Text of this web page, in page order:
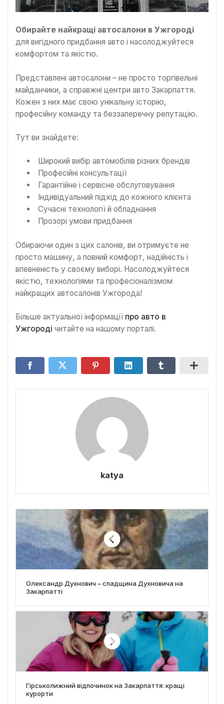
Обирайте найкращі автосалони в Ужгороді
для вигідного придбання авто і насолоджуйтеся
комфортом та якістю.
Представлені автосалони – не просто торгівельні
майданчики, а справжні центри авто Закарпаття.
Кожен з них має свою унікальну історію,
професійну команду та беззаперечну репутацію.
Тут ви знайдете:
Широкий вибір автомобілів різних брендів
Професійні консультації
Гарантійне і сервісне обслуговування
Індивідуальний підхід до кожного клієнта
Сучасні технології й обладнання
Прозорі умови придбання
Обираючи один з цих салонів, ви отримуєте не
просто машину, а повний комфорт, надійність і
впевненість у своєму виборі. Насолоджуйтеся
якістю, технологіями та професіоналізмом
найкращих автосалонів Ужгорода!
Більше актуальної інформації про авто в
Ужгороді читайте на нашому порталі.
katya
Олександр Духнович – спадщина Духновича на
Закарпатті
Гірськолижний відпочинок на Закарпаття: кращі
курорти